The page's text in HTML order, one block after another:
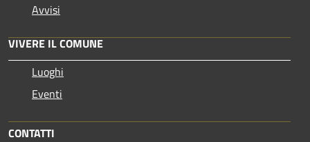
Avvisi
VIVERE IL COMUNE
Luoghi
Eventi
CONTATTI